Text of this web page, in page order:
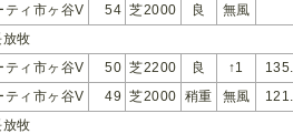
ティ市ヶ谷V 54 芝2000 良 無風
牧
ティ市ヶ谷V 50 芝2200 良 ↑1
ティ市ヶ谷V 49 芝2000 稍重 無風
牧